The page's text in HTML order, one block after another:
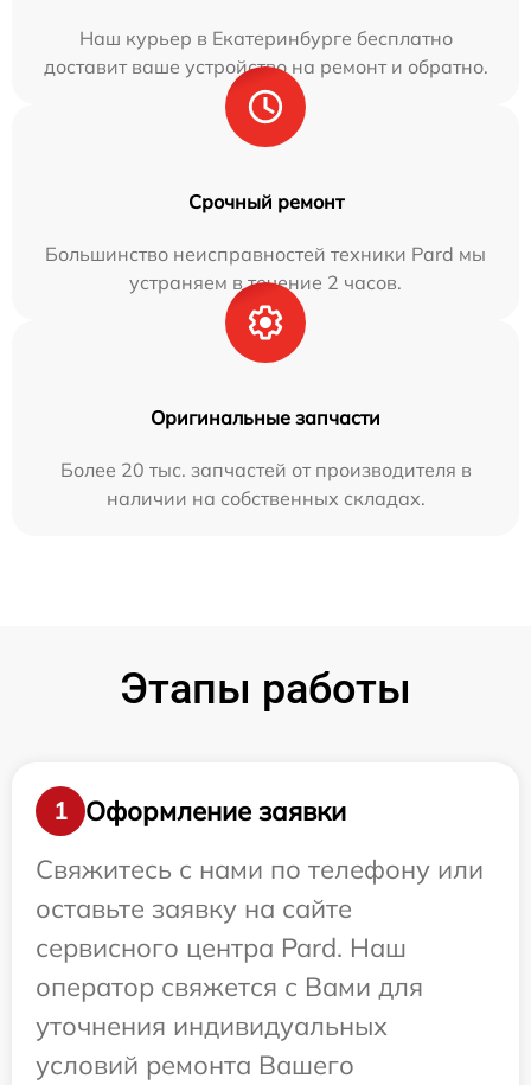
Наш курьер в Екатеринбурге бесплатно
доставит ваше устройство на ремонт и обратно.
Срочный ремонт
Большинство неисправностей техники Pard мы
устраняем в течение 2 часов.
Оригинальные запчасти
Более 20 тыс. запчастей от производителя в
наличии на собственных складах.
Этапы работы
1
Оформление заявки
Свяжитесь с нами по телефону или
оставьте заявку на сайте
сервисного центра Pard. Наш
оператор свяжется с Вами для
уточнения индивидуальных
условий ремонта Вашего